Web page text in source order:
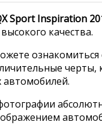
Sport Inspiration
качества.